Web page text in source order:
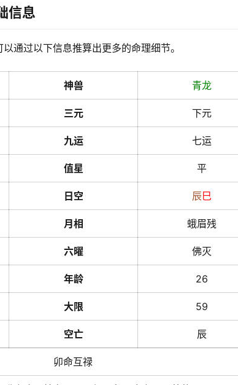
信息
通过以下信息推算出更多的命理细节。
神兽 青龙
三元 下元
九运 七运
值星 平
日空 辰巳
月相 蛾眉残
六曜 佛灭
年龄 26
大限 59
空亡 辰
卯命互禄